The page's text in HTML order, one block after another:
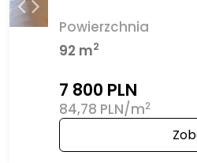
Powierzchnia
92 m2
7 800 PLN
84,78 PLN/m2